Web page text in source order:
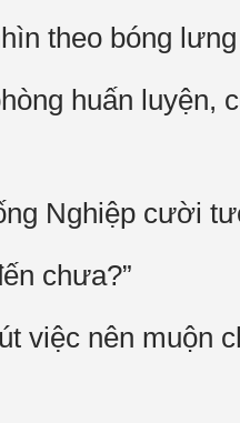
theo bóng
huấn luyện,
Nghiệp cười
chưa?”
việc nên muộn